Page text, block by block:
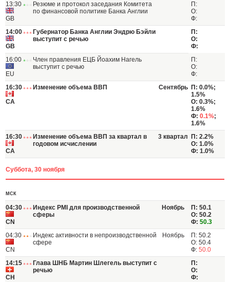
13:30
GB
Резюме и протокол заседания Комитета
по финансовой политике Банка Англии
П:
О:
Ф:
14:00
GB
Губернатор Банка Англии Эндрю Бэйли
выступит с речью
П:
О:
Ф:
16:00
EU
Член правления ЕЦБ Йоахим Нагель
выступит с речью
П:
О:
Ф:
16:30
CA
Изменение объема ВВП Сентябрь
П: 0.0%;
1.5%
О: 0.3%;
1.6%
Ф: 0.1%;
1.6%
16:30
CA
Изменение объема ВВП за квартал в
годовом исчислении
3 квартал
П: 2.2%
О: 1.0%
Ф: 1.0%
Суббота, 30 ноября
МСК
04:30
CN
Индекс PMI для производственной
сферы
Ноябрь
П: 50.1
О: 50.2
Ф: 50.3
04:30
CN
Индекс активности в непроизводственной
сфере
Ноябрь
П: 50.2
О: 50.4
Ф: 50.0
14:15
CH
Глава ШНБ Мартин Шлегель выступит с
речью
П:
О:
Ф: